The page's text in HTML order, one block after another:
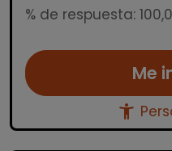
% de respuesta:
Me
accessibility_new